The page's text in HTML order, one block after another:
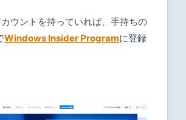
ウントを持っていれば、手持ちの
Windows Insider Programに登録